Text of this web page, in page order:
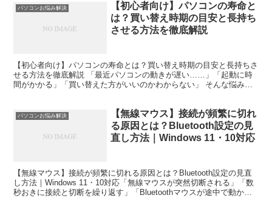
パソコンお悩み解決
【初心者向け】パソコンの寿命と
は？買い替え時期の目安と長持ち
させる方法を徹底解説
【初心者向け】パソコンの寿命とは？買い替え時期の目安と長持ちさ
せる方法を徹底解説 「最近パソコンの動きが遅い……」「起動に時
間がかかる」「買い替えた方がいいのかわからない」 そんな悩みを
パソコンお悩み解決
【無線マウス】接続が頻繁に切れ
る原因とは？Bluetooth設定の見
直し方法｜Windows 11・10対応
【無線マウス】接続が頻繁に切れる原因とは？Bluetooth設定の見直
し方法｜Windows 11・10対応「無線マウスが突然切断される」「数
秒おきに接続と切断を繰り返す」「Bluetoothマウスが途中で動かな